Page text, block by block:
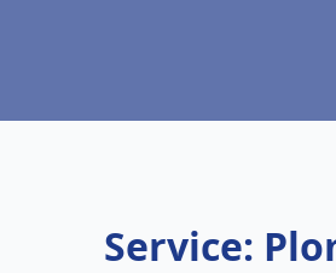
Service: